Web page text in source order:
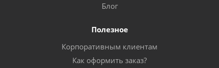
Блог
Полезное
Корпоративным клиентам
Как оформить заказ?